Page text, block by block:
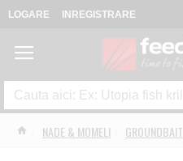
LOGARE INREGISTRARE
NADE & MOMELI GROUNDBAIT